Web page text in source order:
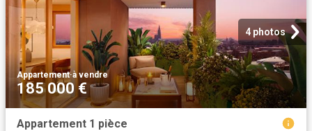
4 photos
Appartement·à vendre
185 000 €
Appartement 1 pièce